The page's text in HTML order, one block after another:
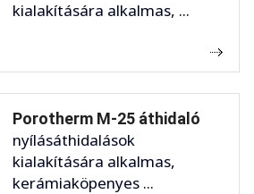
kialakítására alkalmas, ...
Porotherm M-25 áthidaló
nyílásáthidalások
kialakítására alkalmas,
kerámiaköpenyes ...